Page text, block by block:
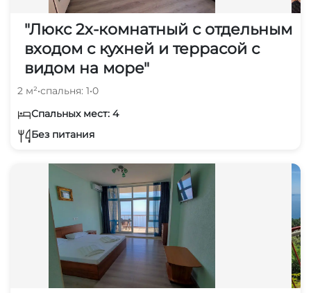
"Люкс 2х-комнатный с отдельным
входом с кухней и террасой с
видом на море"
2 м²•спальня: 1•0
Спальных мест: 4
Без питания